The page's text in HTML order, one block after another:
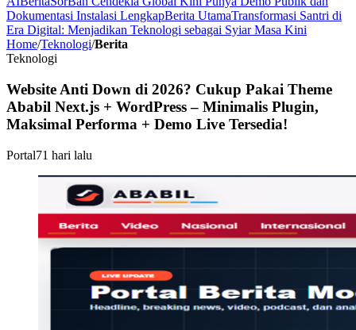
Dokumentasi Instalasi LengkapBerita UtamaTransformasi Santri di
Era Digital: Menjadikan Teknologi sebagai Syiar Masa Kini
Home/Teknologi/Berita
Teknologi
Website Anti Down di 2026? Cukup Pakai Theme
Ababil Next.js + WordPress – Minimalis Plugin,
Maksimal Performa + Demo Live Tersedia!
Portal71 hari lalu